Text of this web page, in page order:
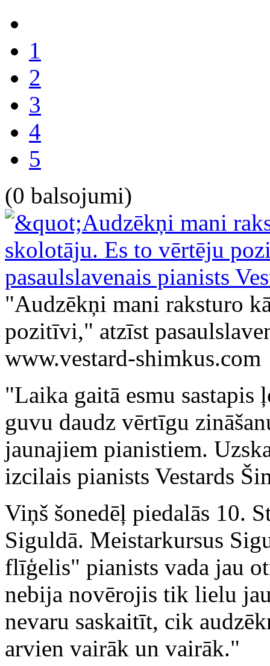
1
2
3
4
5
(0 balsojumi)
"Audzēkņi mani raksturo
pozitīvi," atzīst
www.vestard-shimkus.com
"Laika gaitā esmu sastapis
guvu daudz vērtīgu
jaunajiem pianistiem.
izcilais pianists Vestards
Viņš šonedēļ piedalās 10.
Siguldā. Meistarkursus
flīģelis" pianists vada jau
nebija novērojis tik lielu
nevaru saskaitīt, cik
arvien vairāk un vairāk."